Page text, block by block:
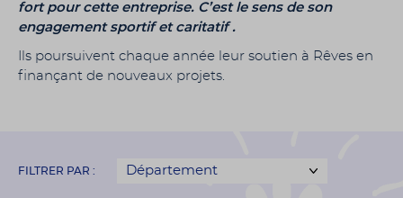
fort pour cette entreprise. C’est le sens de son
engagement sportif et caritatif .
Ils poursuivent chaque année leur soutien à Rêves en
finançant de nouveaux projets.
FILTRER PAR :